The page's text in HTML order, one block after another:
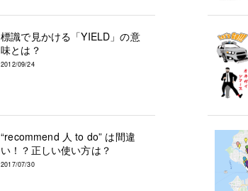
標識で見かける「YIELD」の意
味とは？
2012/09/24
“recommend 人 to do” は間違
い！？正しい使い方は？
2017/07/30